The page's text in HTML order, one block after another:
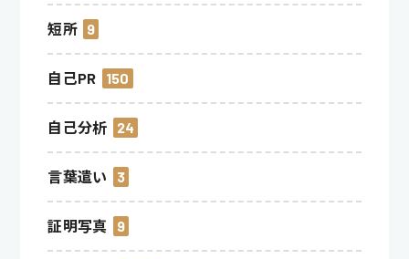
短所 9
自己PR 150
自己分析 24
言葉遣い 3
証明写真 9